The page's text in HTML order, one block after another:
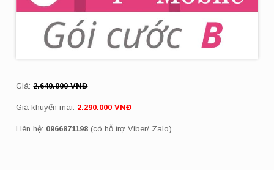
Giá: 2.649.000 VNĐ
Giá khuyến mãi: 2.290.000 VNĐ
Liên hệ: 0966871198 (có hỗ trợ Viber/ Zalo)